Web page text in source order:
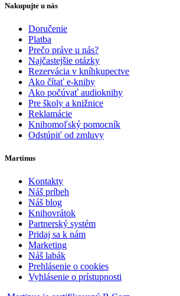
Nakupujte u nás
Doručenie
Platba
Prečo práve u nás?
Najčastejšie otázky
Rezervácia v kníhkupectve
Ako čítať e-knihy
Ako počúvať audioknihy
Pre školy a knižnice
Reklamácie
Knihomoľský pomocník
Odstúpiť od zmluvy
Martinus
Kontakty
Náš príbeh
Náš blog
Knihovrátok
Partnerský systém
Pridaj sa k nám
Marketing
Náš labák
Prehlásenie o cookies
Vyhlásenie o prístupnosti